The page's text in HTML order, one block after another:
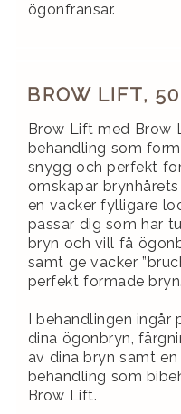
ögonfransar.
BROW LIFT,
Brow Lift med Brow
behandling som
snygg och perfekt
omskapar
en vacker fylligare
passar dig som har
bryn och vill få
samt ge vacker
perfekt formade bryn.
I behandlingen ingår
dina ögonbryn,
av dina bryn samt
behandling som
Brow Lift.